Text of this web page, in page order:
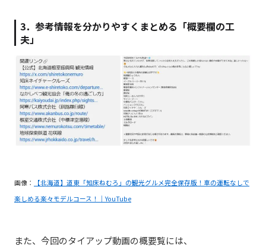
3．参考情報を分かりやすくまとめる「概要欄の工
夫」
画像：
【北海道】道東「知床ねむろ」の観光グルメ完全保存版！車の運転なしで
楽しめる楽々モデルコース！｜YouTube
また、今回のタイアップ動画の概要覧には、